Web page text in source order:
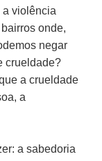
a violência
onde,
negar
crueldade?
a crueldade
a
a sabedoria